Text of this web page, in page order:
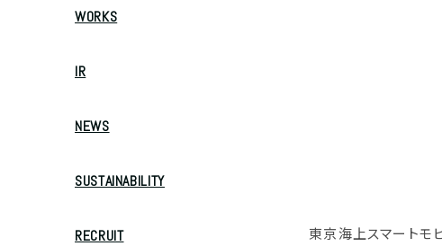
WORKS
IR
NEWS
SUSTAINABILITY
RECRUIT
東京海上スマートモ